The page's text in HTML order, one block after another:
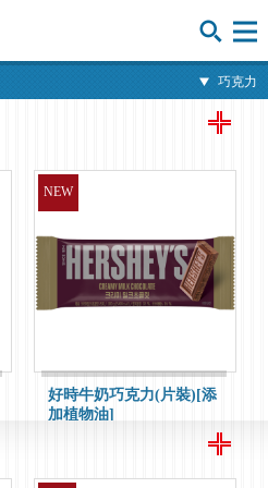
巧克力
NEW
好時牛奶巧克力(片裝)[添
加植物油]
關於正暉
代理產品
代理品牌